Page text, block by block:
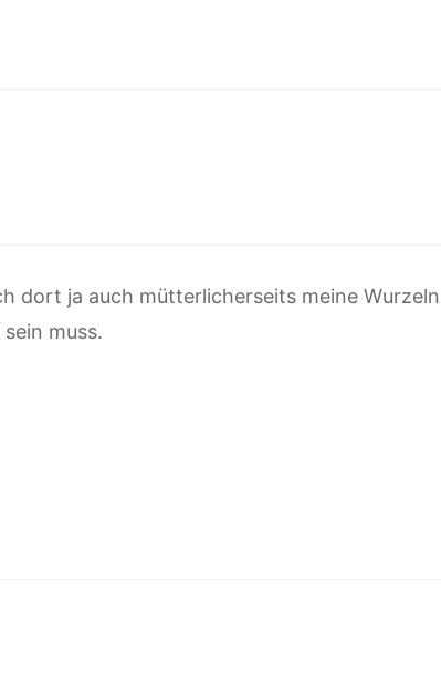
dort ja auch mütterlicherseits meine
muss.